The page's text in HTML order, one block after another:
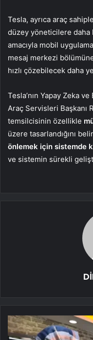
Tesla, ayrıca araç
düzey yöneticilere daha
amacıyla mobil
mesaj merkezi
hızlı çözebilecek daha
Tesla’nın Yapay Zeka
Araç Servisleri Başkanı
temsilcisinin özellikle
üzere tasarlandığını
önlemek için sistemde
ve sistemin sürekli